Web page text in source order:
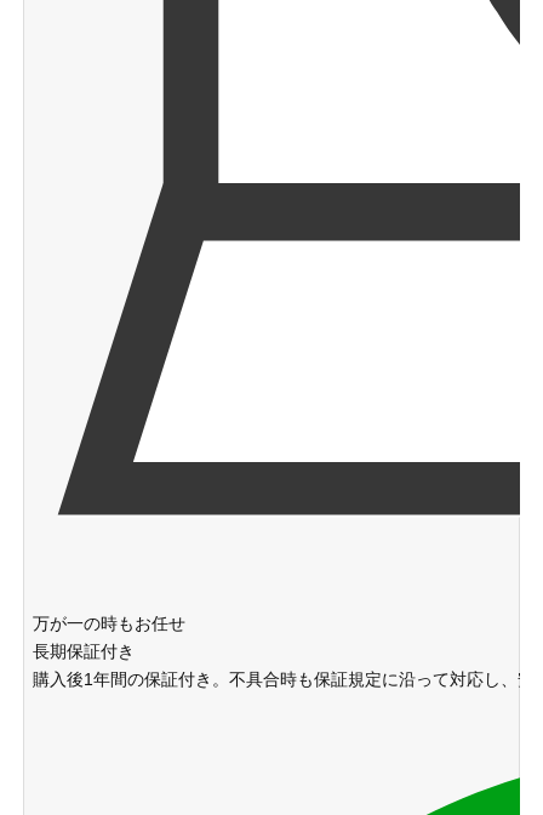
万が一の時もお任せ
長期保証付き
購入後1年間の保証付き。不具合時も保証規定に沿って対応し、